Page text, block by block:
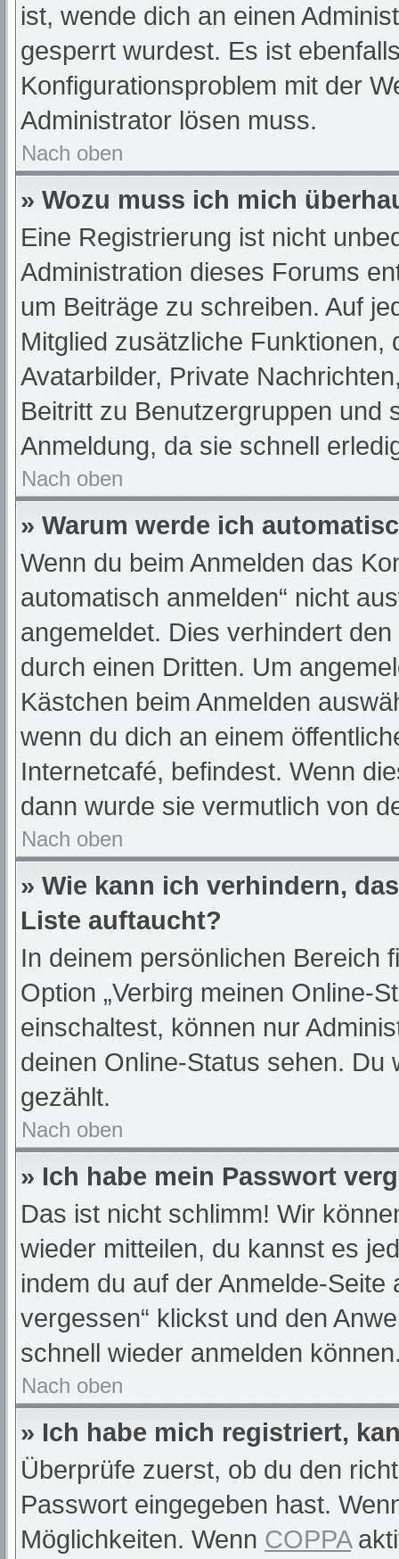
ist, wende dich an einen
gesperrt wurdest. Es ist
Konfigurationsproblem mit der
Administrator lösen muss.
Nach oben
» Wozu muss ich mich
Eine Registrierung ist nicht
Administration dieses Forums
um Beiträge zu schreiben. Auf
Mitglied zusätzliche
Avatarbilder, Private
Beitritt zu Benutzergruppen und
Anmeldung, da sie schnell
Nach oben
» Warum werde ich
Wenn du beim Anmelden das
automatisch anmelden“ nicht
angemeldet. Dies verhindert
durch einen Dritten. Um
Kästchen beim Anmelden
wenn du dich an einem
Internetcafé, befindest. Wenn
dann wurde sie vermutlich von
Nach oben
» Wie kann ich verhindern,
Liste auftaucht?
In deinem persönlichen Bereich
Option „Verbirg meinen Online-
einschaltest, können nur
deinen Online-Status sehen.
gezählt.
Nach oben
» Ich habe mein Passwort
Das ist nicht schlimm! Wir
wieder mitteilen, du kannst es
indem du auf der Anmelde-Seite
vergessen“ klickst und den
schnell wieder anmelden
Nach oben
» Ich habe mich registriert,
Überprüfe zuerst, ob du den
Passwort eingegeben hast.
Möglichkeiten. Wenn COPPA